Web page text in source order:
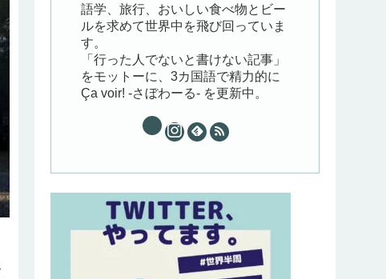
語学、旅行、おいしい食べ物とビー
ルを求めて世界中を飛び回っていま
す。
「行った人でないと書けない記事」
をモットーに、3カ国語で精力的に
Ça voir! -さぼわーる- を更新中。